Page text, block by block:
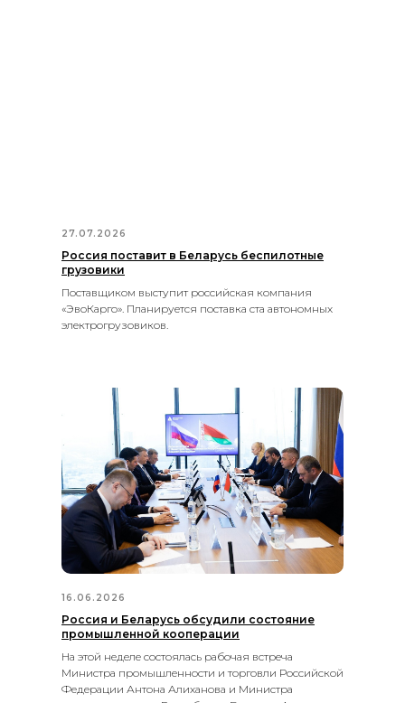
27.07.2026
Россия поставит в Беларусь беспилотные
грузовики
Поставщиком выступит российская компания
«ЭвоКарго». Планируется поставка ста автономных
электрогрузовиков.
16.06.2026
Россия и Беларусь обсудили состояние
промышленной кооперации
На этой неделе состоялась рабочая встреча
Министра промышленности и торговли Российской
Федерации Антона Алиханова и Министра